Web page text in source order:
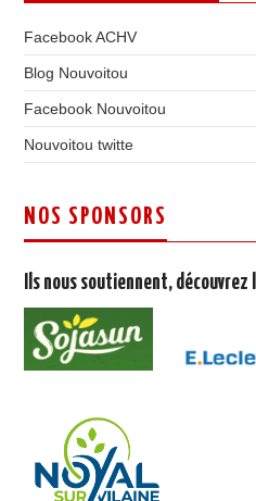
Facebook ACHV
Blog Nouvoitou
Facebook Nouvoitou
Nouvoitou twitte
NOS SPONSORS
Ils nous soutiennent,